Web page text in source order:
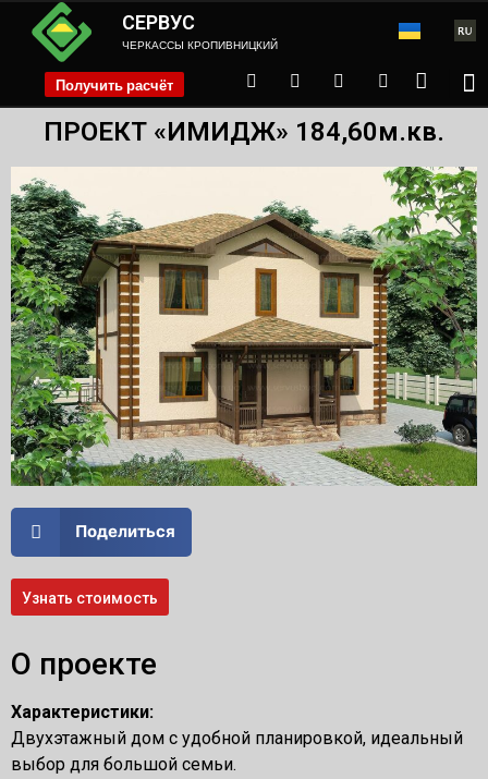
СЕРВУС
ЧЕРКАССЫ КРОПИВНИЦКИЙ
Получить расчёт phone
ПРОЕКТ «ИМИДЖ» 184,60м.кв.
Поделиться
Узнать стоимость
О проекте
Характеристики:
Двухэтажный дом c удобной планировкой, идеальный
выбор для большой семьи.